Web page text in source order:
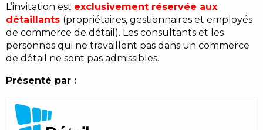
L’invitation est exclusivement réservée aux
détaillants (propriétaires, gestionnaires et employés
de commerce de détail). Les consultants et les
personnes qui ne travaillent pas dans un commerce
de détail ne sont pas admissibles.
Présenté par :